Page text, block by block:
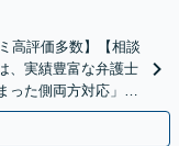
高評価多数】【相談
、実績豊富な弁護士
った側両方対応」人